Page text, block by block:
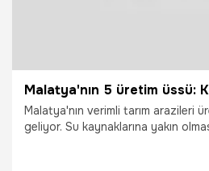
Malatya'nın verimli tarım arazileri
geliyor. Su kaynaklarına yakın